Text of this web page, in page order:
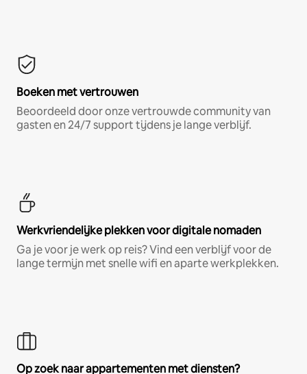
Boeken met vertrouwen
Beoordeeld door onze vertrouwde community van
gasten en 24/7 support tijdens je lange verblijf.
Werkvriendelijke plekken voor digitale nomaden
Ga je voor je werk op reis? Vind een verblijf voor de
lange termijn met snelle wifi en aparte werkplekken.
Op zoek naar appartementen met diensten?